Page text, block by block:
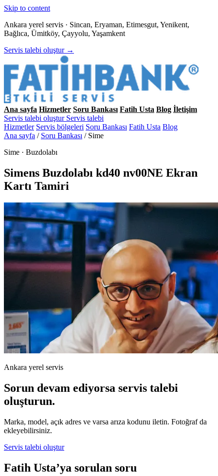
Skip to content
Ankara yerel servis · Sincan, Eryaman, Etimesgut, Yenikent,
Bağlıca, Ümitköy, Çayyolu, Yaşamkent
Servis talebi oluştur →
Ana sayfa Hizmetler Soru Bankası Fatih Usta Blog İletişim
Servis talebi oluştur Servis talebi
Hizmetler Servis bölgeleri Soru Bankası Fatih Usta Blog
Ana sayfa / Soru Bankası / Sime
Sime · Buzdolabı
Simens Buzdolabı kd40 nv00NE Ekran
Kartı Tamiri
Ankara yerel servis
Sorun devam ediyorsa servis talebi
oluşturun.
Marka, model, açık adres ve varsa arıza kodunu iletin. Fotoğraf da
ekleyebilirsiniz.
Servis talebi oluştur
Fatih Usta’ya sorulan soru